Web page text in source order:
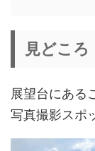
見どころ
展望台にある
写真撮影スポ